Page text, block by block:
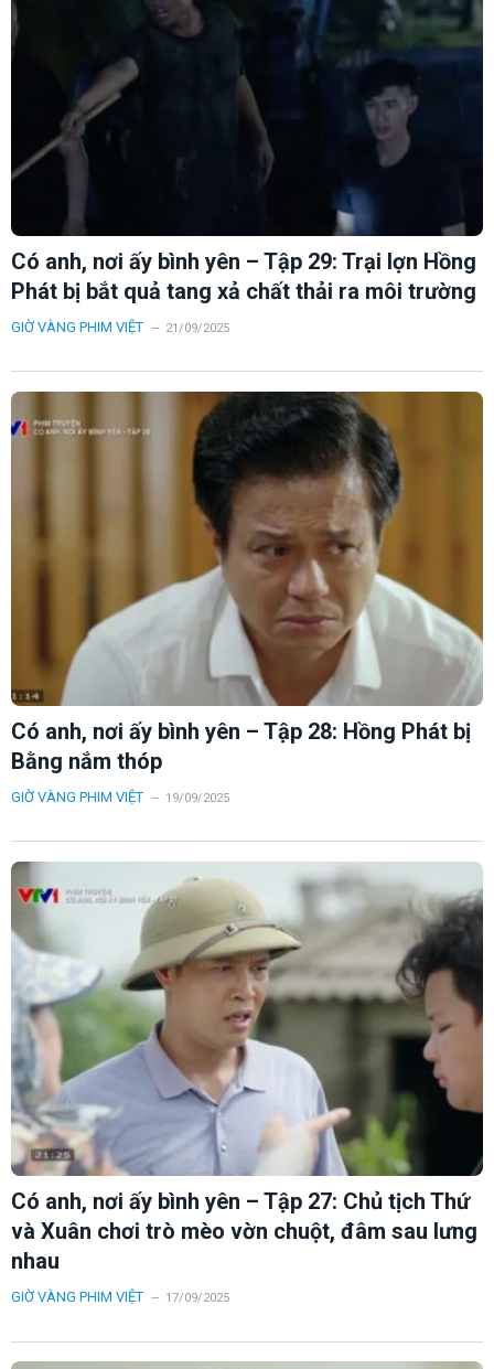
Có anh, nơi ấy bình yên – Tập 29: Trại lợn Hồng
Phát bị bắt quả tang xả chất thải ra môi trường
GIỜ VÀNG PHIM VIỆT 21/09/2025
Có anh, nơi ấy bình yên – Tập 28: Hồng Phát bị
Bằng nắm thóp
GIỜ VÀNG PHIM VIỆT 19/09/2025
Có anh, nơi ấy bình yên – Tập 27: Chủ tịch Thứ
và Xuân chơi trò mèo vờn chuột, đâm sau lưng
nhau
GIỜ VÀNG PHIM VIỆT 17/09/2025